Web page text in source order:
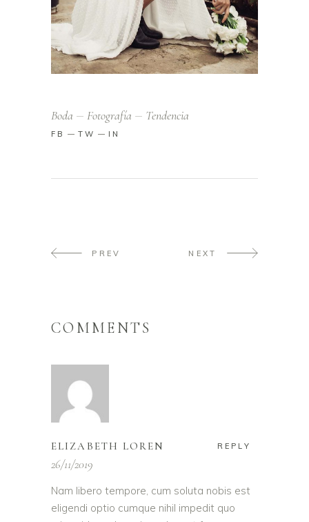
Boda Fotografía Tendencia
FB TW IN
PREV NEXT
COMMENTS
ELIZABETH LOREN REPLY
26/11/2019
Nam libero tempore, cum soluta nobis est
eligendi optio cumque nihil impedit quo